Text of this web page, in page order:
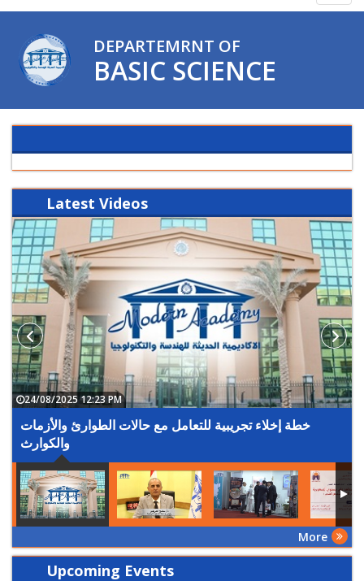
DEPARTEMRNT OF
BASIC SCIENCE
Latest Videos
خطة إخلاء تجريبية للتعامل مع حالات الطوارئ والأزمات
والكوارث
24/08/2025 12:23 PM
More
Upcoming Events